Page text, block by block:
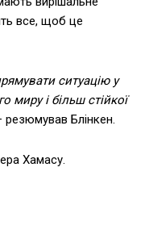
все, щоб це
ситуацію у
миру і більш стійкої
резюмував Блінкен.
Хамасу.